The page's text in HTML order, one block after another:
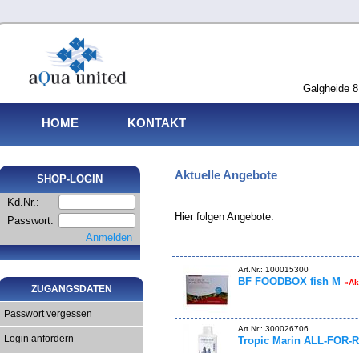
Galgheide
HOME KONTAKT
SHOP-LOGIN
Kd.Nr.:
Passwort:
Anmelden
ZUGANGSDATEN
Passwort vergessen
Login anfordern
Aktuelle Angebote
Hier folgen Angebote:
Art.Nr.: 100015300
BF FOODBOX fish M
Art.Nr.: 300026706
Tropic Marin ALL-FOR-